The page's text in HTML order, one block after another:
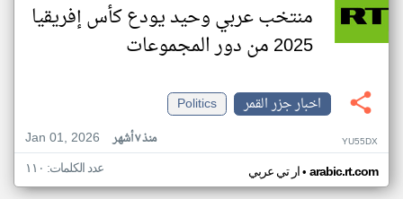
منتخب عربي وحيد يودع كأس إفريقيا
2025 من دور المجموعات
اخبار جزر القمر
Politics
Jan 01, 2026
منذ ٧ أشهر YU55DX
ار تي عربي• arabic.rt.com عدد الكلمات: ١١٠